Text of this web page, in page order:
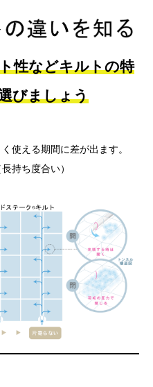
性などキルトの特
びましょう
使える期間に差が出ます。
持ち度合い）